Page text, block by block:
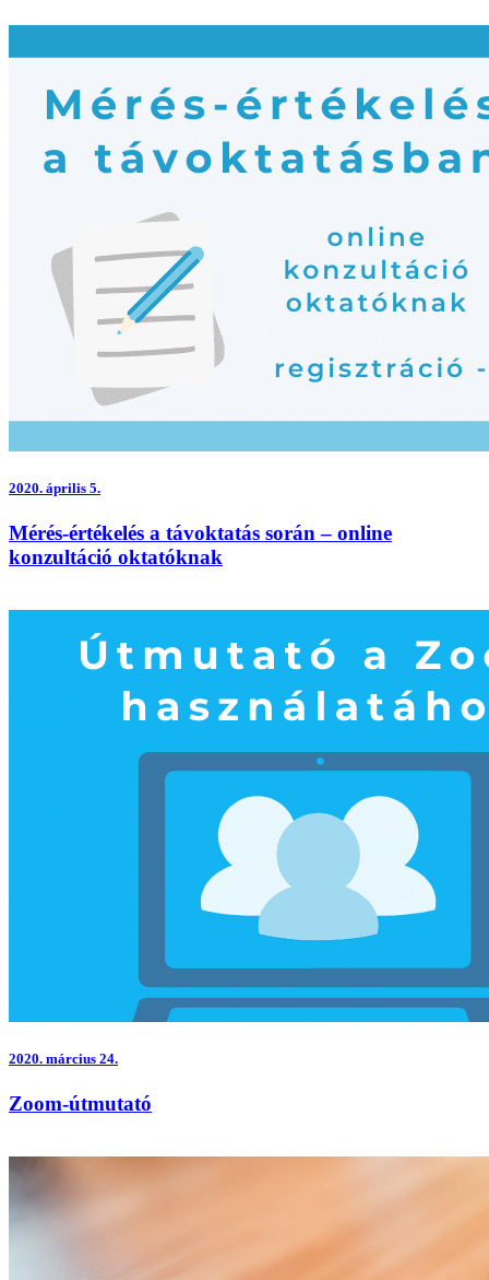
2020. április 5.
Mérés-értékelés a távoktatás során – online
konzultáció oktatóknak
2020. március 24.
Zoom-útmutató